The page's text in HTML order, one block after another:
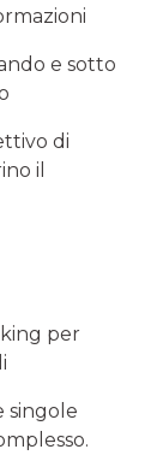
e sotto
di
il
per
singole